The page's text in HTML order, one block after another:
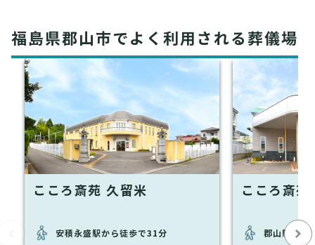
福島県郡山市でよく利用される葬儀場
こころ斎苑 久留米
安積永盛駅から徒歩で31分
こころ斎苑
郡山駅から